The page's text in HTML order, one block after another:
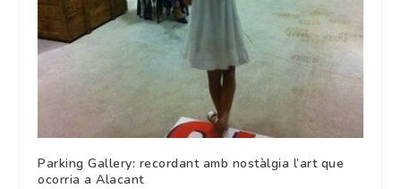
Parking Gallery: recordant amb nostàlgia l’art que
ocorria a Alacant